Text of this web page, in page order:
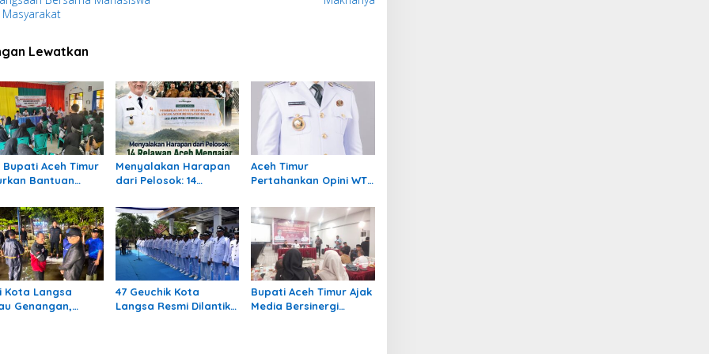
Lewatkan
Bupati Aceh Timur
Bantuan
Banjir di
Menyalakan Harapan
dari Pelosok: 14
Mengajar Mengabdi di
Pedalaman Aceh
Tamiang
Aceh Timur
Pertahankan Opini WTP
Kota Langsa
Genangan,
47 Geuchik Kota
Langsa Resmi Dilantik,
Bupati Aceh Timur Ajak
Media Bersinergi